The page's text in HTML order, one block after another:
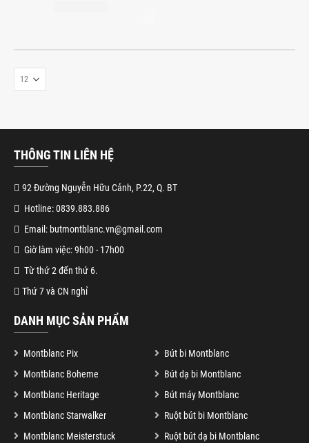
THÔNG TIN LIÊN HỆ
92 Đường Nguyễn Hữu Cảnh, P.22, Q. BT
Hotline: 0839.883.886
Email: butmontblanc.vn@gmail.com
Giờ làm việc: 9h00 - 17h00
Từ thứ 2 đến thứ 6.
Thứ 7 và CN nghỉ
DANH MỤC SẢN PHẨM
Montblanc Pix
Bút bi Montblanc
Montblanc Boheme
Bút dạ bi Montblanc
Montblanc Heritage
Bút máy Montblanc
Montblanc Starwalker
Ruột bút bi Montblanc
Montblanc Meisterstuck
Ruột bút dạ bi Montblanc